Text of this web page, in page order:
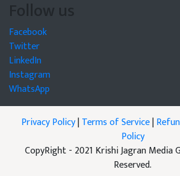
Follow us
Facebook
Twitter
LinkedIn
Instagram
WhatsApp
Privacy Policy|Terms of Service|
Policy
CopyRight - 2021 Krishi Jagran Media
Reserved.